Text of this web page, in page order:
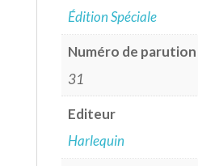
Édition Spéciale
Numéro de parution
31
Editeur
Harlequin